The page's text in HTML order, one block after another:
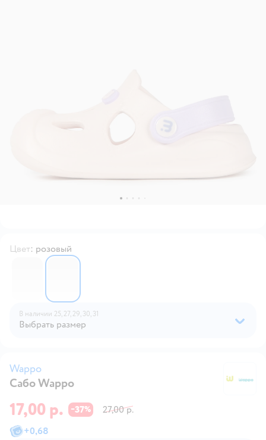
Цвет: розовый
6745721
6745682
В наличии 25, 27, 29, 30, 31
Выбрать размер
Wappo
Сабо Wappo
17,00 р. −37%
27,00 р.
+0,68